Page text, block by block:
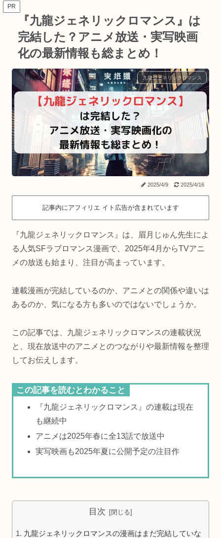
PR
『九龍ジェネリックロマンス』は
完結した？アニメ放送・実写映画
化の最新情報も総まとめ！
九龍ジェネリックロマンス
2025/4/9 2025/4/16
記事内にアフィリエ イト広告が含まれています
『九龍ジェネリックロマンス』は、眉月じゅん先生によ
る人気SFラブロマンス漫画で、2025年4月からTVアニ
メの放送も始まり、注目が高まっています。
連載漫画が完結しているのか、アニメとの関係や違いは
あるのか、気になる方も多いのではないでしょうか。
この記事では、九龍ジェネリックロマンスの連載状況
と、現在放送中のアニメとのつながりや最新情報を整理
してお伝えします。
この記事を読むとわかること
『九龍ジェネリックロマンス』の連載は現在
も継続中
アニメは2025年春に全13話で放送中
実写映画も2025年夏に公開予定の注目作
目次
九龍ジェネリックロマンスの漫画はまだ完結していな